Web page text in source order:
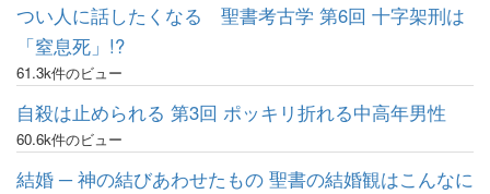
つい人に話したくなる 聖書考古学 第6回 十字架刑は
「窒息死」!?
61.3k件のビュー
自殺は止められる 第3回 ポッキリ折れる中高年男性
60.6k件のビュー
結婚 ─ 神の結びあわせたもの 聖書の結婚観はこんなに